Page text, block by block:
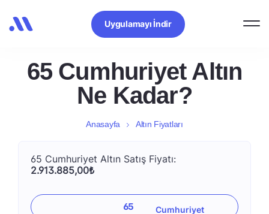
Uygulamayı İndir
65 Cumhuriyet Altın
Ne Kadar?
Anasayfa Altın Fiyatları
65 Cumhuriyet Altın Satış Fiyatı:
2.913.885,00₺